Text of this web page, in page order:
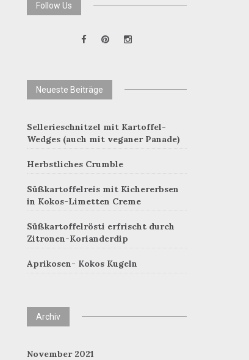
Follow Us
Neueste Beiträge
Sellerieschnitzel mit Kartoffel-
Wedges (auch mit veganer Panade)
Herbstliches Crumble
Süßkartoffelreis mit Kichererbsen
in Kokos-Limetten Creme
Süßkartoffelrösti erfrischt durch
Zitronen-Korianderdip
Aprikosen- Kokos Kugeln
Archiv
November 2021